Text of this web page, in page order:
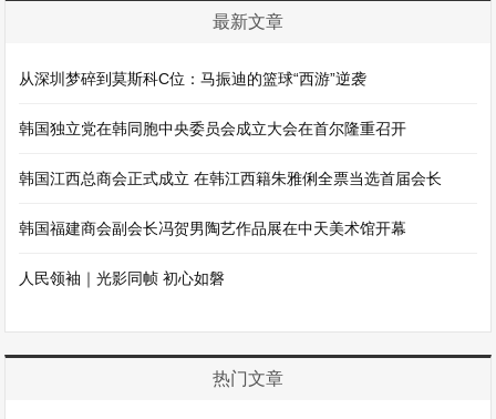
最新文章
从深圳梦碎到莫斯科C位：马振迪的篮球“西游”逆袭
韩国独立党在韩同胞中央委员会成立大会在首尔隆重召开
韩国江西总商会正式成立 在韩江西籍朱雅俐全票当选首届会长
韩国福建商会副会长冯贺男陶艺作品展在中天美术馆开幕
人民领袖｜光影同帧 初心如磐
热门文章